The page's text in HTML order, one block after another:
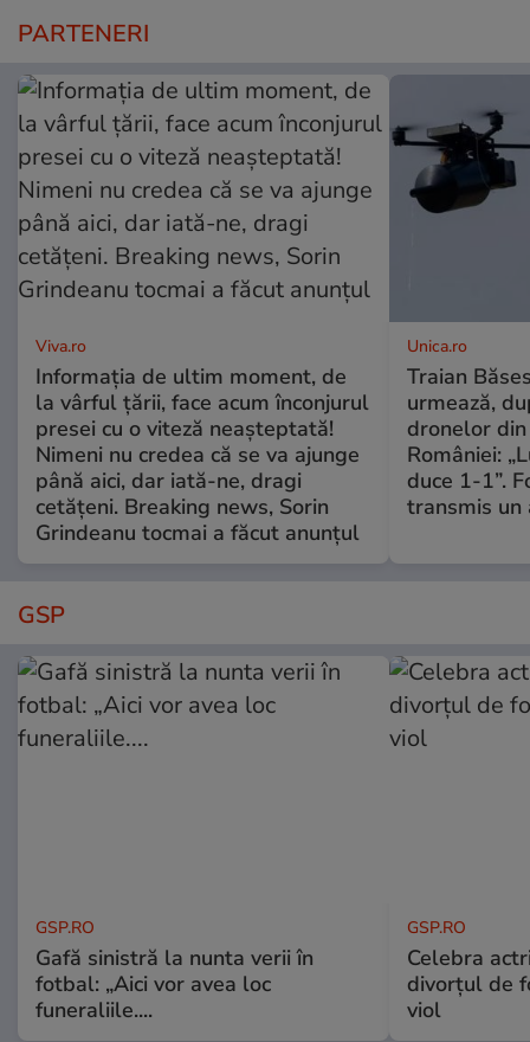
PARTENERI
Viva.ro
Informația de ultim moment, de
la vârful țării, face acum înconjurul
presei cu o viteză neașteptată!
Nimeni nu credea că se va ajunge
până aici, dar iată-ne, dragi
cetățeni. Breaking news, Sorin
Grindeanu tocmai a făcut anunțul
Unica.ro
Traian
urmează,
dronelor
României:
duce 1-1”.
transmis un
GSP
GSP.RO
Gafă sinistră la nunta verii în
fotbal: „Aici vor avea loc
funeraliile....
GSP.RO
Celebra
divorțul de
viol